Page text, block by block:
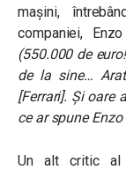
mașini,
companiei,
(550.000 de
de la sine…
[Ferrari]. Și oare
ce ar spune Enzo
Un alt critic al